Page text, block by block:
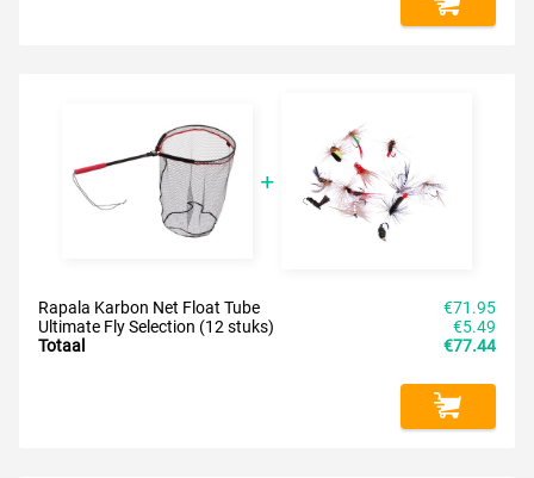
Rapala Karbon Net Float Tube
€71.95
Ultimate Fly Selection (12 stuks)
€5.49
Totaal
€77.44